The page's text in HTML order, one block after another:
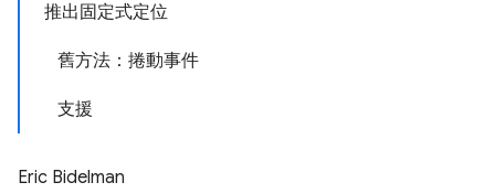
推出固定式定位
舊方法：捲動事件
支援
Eric Bidelman